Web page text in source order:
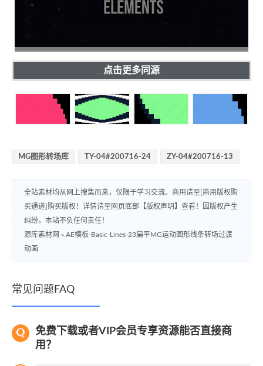
点击更多同源
MG图形转场库 TY-04#200716-24 ZY-04#200716-13
全站素材均从网上搜集而来，仅限于学习交流。商用请至[商用版权购
买通道]购买版权！详情请至网页底部【版权声明】查看！因版权产生
纠纷，本站不负任何责任！
源库素材网 » AE模板-Basic-Lines-23扁平MG运动图形线条转场过渡
动画
常见问题FAQ
免费下载或者VIP会员专享资源能否直接商
用？